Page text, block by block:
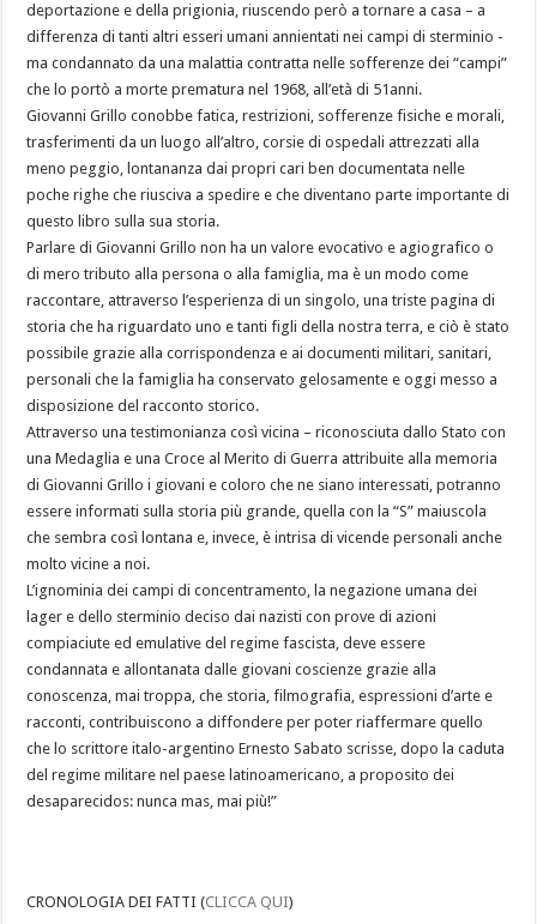
deportazione e della prigionia, riuscendo però a tornare a casa – a
differenza di tanti altri esseri umani annientati nei campi di sterminio -
ma condannato da una malattia contratta nelle sofferenze dei “campi”
che lo portò a morte prematura nel 1968, all’età di 51anni.
Giovanni Grillo conobbe fatica, restrizioni, sofferenze fisiche e morali,
trasferimenti da un luogo all’altro, corsie di ospedali attrezzati alla
meno peggio, lontananza dai propri cari ben documentata nelle
poche righe che riusciva a spedire e che diventano parte importante di
questo libro sulla sua storia.
Parlare di Giovanni Grillo non ha un valore evocativo e agiografico o
di mero tributo alla persona o alla famiglia, ma è un modo come
raccontare, attraverso l’esperienza di un singolo, una triste pagina di
storia che ha riguardato uno e tanti figli della nostra terra, e ciò è stato
possibile grazie alla corrispondenza e ai documenti militari, sanitari,
personali che la famiglia ha conservato gelosamente e oggi messo a
disposizione del racconto storico.
Attraverso una testimonianza così vicina – riconosciuta dallo Stato con
una Medaglia e una Croce al Merito di Guerra attribuite alla memoria
di Giovanni Grillo i giovani e coloro che ne siano interessati, potranno
essere informati sulla storia più grande, quella con la “S” maiuscola
che sembra così lontana e, invece, è intrisa di vicende personali anche
molto vicine a noi.
L’ignominia dei campi di concentramento, la negazione umana dei
lager e dello sterminio deciso dai nazisti con prove di azioni
compiaciute ed emulative del regime fascista, deve essere
condannata e allontanata dalle giovani coscienze grazie alla
conoscenza, mai troppa, che storia, filmografia, espressioni d’arte e
racconti, contribuiscono a diffondere per poter riaffermare quello
che lo scrittore italo-argentino Ernesto Sabato scrisse, dopo la caduta
del regime militare nel paese latinoamericano, a proposito dei
desaparecidos: nunca mas, mai più!”
CRONOLOGIA DEI FATTI (CLICCA QUI)